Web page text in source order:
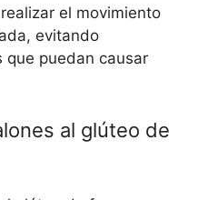
el movimiento
evitando
que puedan causar
al glúteo de